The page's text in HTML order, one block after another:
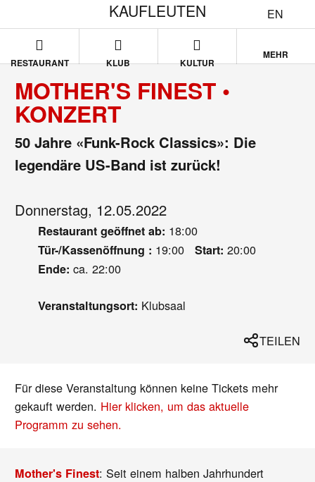
EN
KAUFLEUTEN
RESTAURANT KLUB KULTUR
MEHR
MOTHER'S FINEST •
KONZERT
50 Jahre «Funk-Rock Classics»: Die
legendäre US-Band ist zurück!
Donnerstag, 12.05.2022
Restaurant geöffnet ab: 18:00
Tür-/Kassenöffnung : 19:00 Start: 20:00
Ende: ca. 22:00
Veranstaltungsort: Klubsaal
TEILEN
Für diese Veranstaltung können keine Tickets mehr
gekauft werden. Hier klicken, um das aktuelle
Programm zu sehen.
Mother's Finest: Seit einem halben Jahrhundert